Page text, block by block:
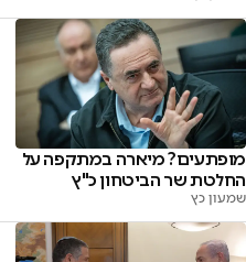
מופתעים? מיארה במתקפה על
החלטת שר הביטחון כ"ץ
שמעון כץ